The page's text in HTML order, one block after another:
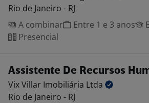
Rio de Janeiro - RJ
A combinar
Entre 1 e 3 anos
Presencial
Assistente De Recursos
Vix Villar Imobiliária Ltda
Rio de Janeiro - RJ